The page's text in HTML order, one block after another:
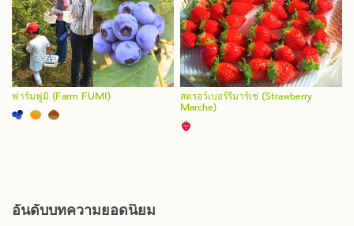
ฟาร์มฟูมิ (Farm FUMI)
สตรอว์เบอร์รีมาร์เช่ (Strawberry
Marche)
อันดับบทความยอดนิยม